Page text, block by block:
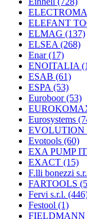
ELEFANT
ELMAG (137)
ELSEA (268)
Enar(17)
ENOITALIA
ESAB (61)
ESPA (53)
Euroboor(53)
Eurosystems
EVOLUTION
Evotools (60)
EXA PUMP
EXACT (15)
F.lli bonezzi
FARTOOLS
Fervi s.r.l.
Festool (1)
FIELDMANN